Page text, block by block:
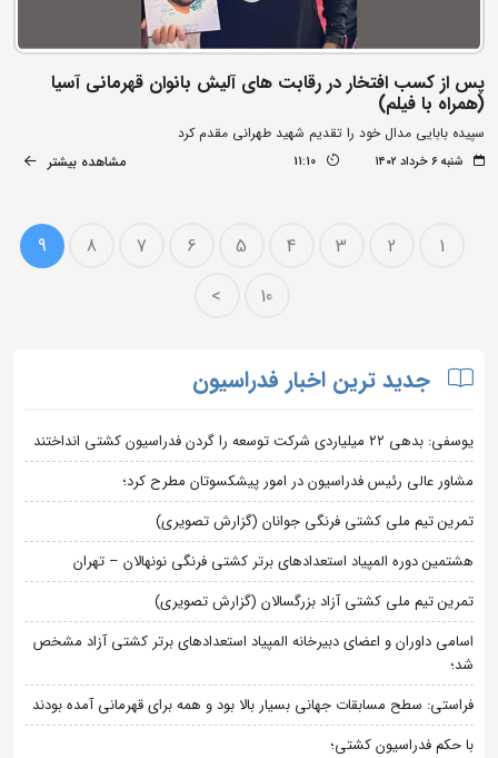
پس از کسب افتخار در رقابت های آلیش بانوان قهرمانی آسیا
(همراه با فیلم)
سپیده بابایی مدال خود را تقدیم شهید طهرانی مقدم کرد
شنبه ۶ خرداد ۱۴۰۲ 11:10 مشاهده بیشتر
1
2
3
4
5
6
7
8
9
10
>
جدید ترین اخبار فدراسیون
یوسفی: بدهی ۲۲ میلیاردی شرکت توسعه را گردن فدراسیون کشتی انداختند
مشاور عالی رئیس فدراسیون در امور پیشکسوتان مطرح کرد؛
تمرین تیم ملی کشتی فرنگی جوانان (گزارش تصویری)
هشتمین دوره المپیاد استعدادهای برتر کشتی فرنگی نونهالان – تهران
تمرین تیم ملی کشتی آزاد بزرگسالان (گزارش تصویری)
اسامی داوران و اعضای دبیرخانه المپیاد استعدادهای برتر کشتی آزاد مشخص
شد؛
فراستی: سطح مسابقات جهانی بسیار بالا بود و همه برای قهرمانی آمده بودند
با حکم فدراسیون کشتی؛